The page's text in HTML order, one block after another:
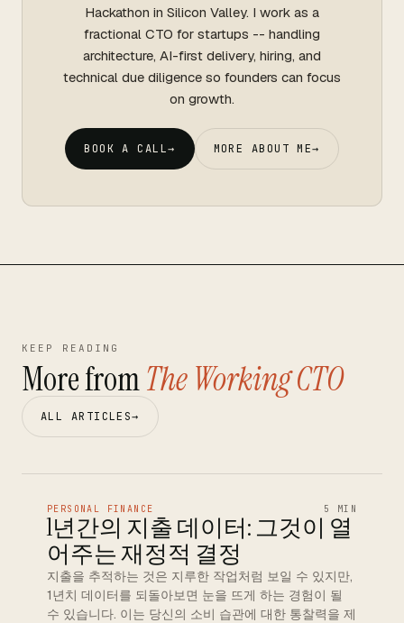
Hackathon in Silicon Valley. I work as a
fractional CTO for startups -- handling
architecture, AI-first delivery, hiring, and
technical due diligence so founders can focus
on growth.
BOOK A CALL→ MORE ABOUT ME→
KEEP READING
More fromThe Working CTO
ALL ARTICLES→
PERSONAL FINANCE 5 MIN
1년간의 지출 데이터: 그것이 열
어주는 재정적 결정
지출을 추적하는 것은 지루한 작업처럼 보일 수 있지만,
1년치 데이터를 되돌아보면 눈을 뜨게 하는 경험이 될
수 있습니다. 이는 당신의 소비 습관에 대한 통찰력을 제